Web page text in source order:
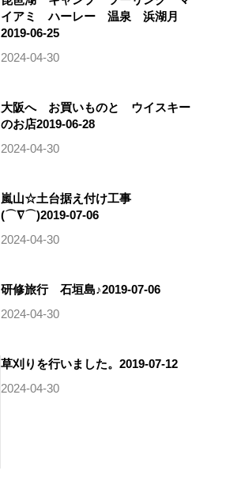
イアミ ハーレー 温泉 浜湖月
2019-06-25
2024-04-30
大阪へ お買いものと ウイスキー
のお店2019-06-28
2024-04-30
嵐山☆土台据え付け工事
(⌒∇⌒)2019-07-06
2024-04-30
研修旅行 石垣島♪2019-07-06
2024-04-30
草刈りを行いました。2019-07-12
2024-04-30